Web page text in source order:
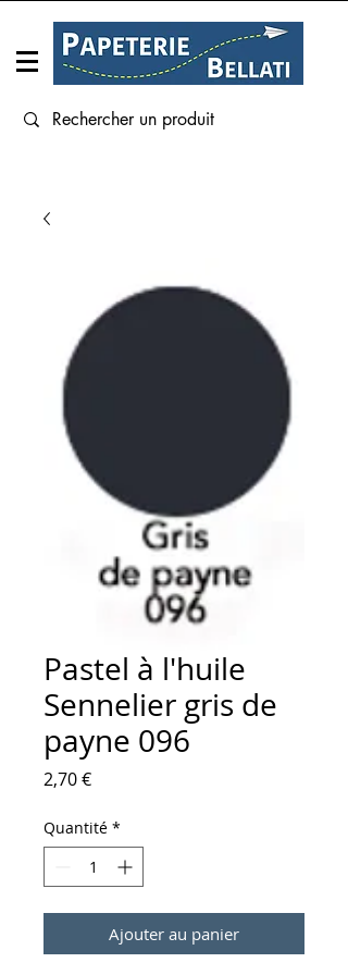
Pastel à l'huile
Sennelier gris de
payne 096
2,70 €Prix
Quantité *
Ajouter au panier